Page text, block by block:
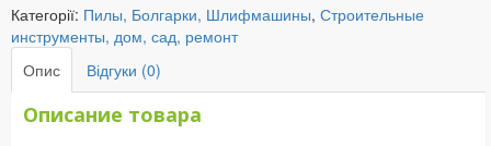
Категорії: Пилы, Болгарки, Шлифмашины, Строительные
инструменты, дом, сад, ремонт
Опис
Відгуки (0)
Описание товара